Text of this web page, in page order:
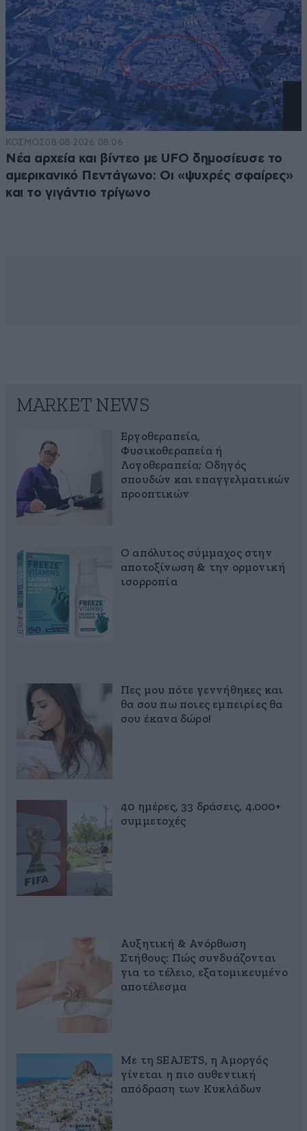
ΚΟΣΜΟΣ08·08·2026 08:06
Νέα αρχεία και βίντεο με UFO δημοσίευσε το
αμερικανικό Πεντάγωνο: Οι «ψυχρές σφαίρες»
και το γιγάντιο τρίγωνο
MARKET NEWS
Εργοθεραπεία,
Φυσικοθεραπεία ή
Λογοθεραπεία; Οδηγός
σπουδών και επαγγελματικών
προοπτικών
Ο απόλυτος σύμμαχος στην
αποτοξίνωση & την ορμονική
ισορροπία
Πες μου πότε γεννήθηκες και
θα σου πω ποιες εμπειρίες θα
σου έκανα δώρο!
40 ημέρες, 33 δράσεις, 4.000+
συμμετοχές
Αυξητική & Ανόρθωση
Στήθους: Πώς συνδυάζονται
για το τέλειο, εξατομικευμένο
αποτέλεσμα
Με τη SEAJETS, η Αμοργός
γίνεται η πιο αυθεντική
απόδραση των Κυκλάδων